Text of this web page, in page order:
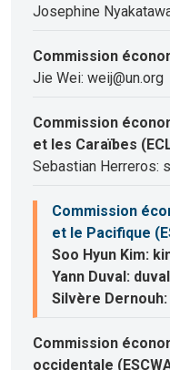
Josephine
Commission
Jie Wei: weij@un.org
Commission
et les Caraïbes
Sebastian Herreros:
Commission
et le Pacifique
Soo Hyun Kim:
Yann Duval:
Silvère
Commission
occidentale